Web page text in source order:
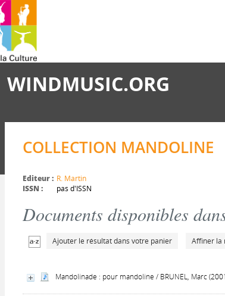
WINDMUSIC.ORG
COLLECTION MANDOLINE
Editeur : R. Martin
ISSN :
pas d'ISSN
Documents disponibles
Ajouter le résultat dans votre panier Affiner la
Mandolinade : pour mandoline / BRUNEL, Marc